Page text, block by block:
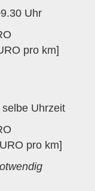
Uhr
pro km]
Uhrzeit
pro km]